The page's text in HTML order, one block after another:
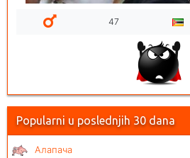
47
Popularni u poslednjih 30 dana
Алапача